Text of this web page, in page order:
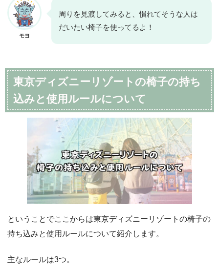
モヨ
周りを見渡してみると、慣れてそうな人は
だいたい椅子を使ってるよ！
東京ディズニーリゾートの椅子の持ち
込みと使用ルールについて
ということでここからは東京ディズニーリゾートの椅子の
持ち込みと使用ルールについて紹介します。
主なルールは3つ。